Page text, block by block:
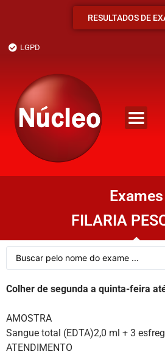
RESULTADOS DE
LGPD
Exames
FILARIA
Colher de segunda a quinta-feira
AMOSTRA
Sangue total (EDTA)2,0 ml + 3
ATENDIMENTO